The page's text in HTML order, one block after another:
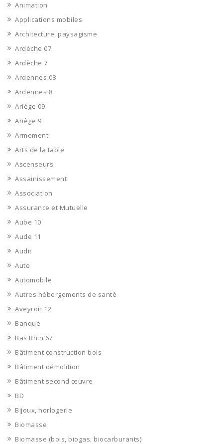
Animation
Applications mobiles
Architecture, paysagisme
Ardèche 07
Ardèche 7
Ardennes 08
Ardennes 8
Ariège 09
Ariège 9
Armement
Arts de la table
Ascenseurs
Assainissement
Association
Assurance et Mutuelle
Aube 10
Aude 11
Audit
Auto
Automobile
Autres hébergements de santé
Aveyron 12
Banque
Bas Rhin 67
Bâtiment construction bois
Bâtiment démolition
Bâtiment second œuvre
BD
Bijoux, horlogerie
Biomasse
Biomasse (bois, biogas, biocarburants)